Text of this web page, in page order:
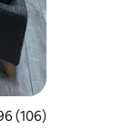
uma avaliação
(106)